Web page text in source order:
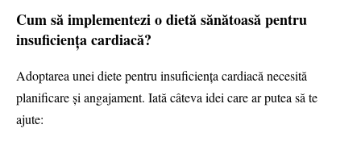
Cum să implementezi o dietă sănătoasă pentru
insuficiența cardiacă?
Adoptarea unei diete pentru insuficiența cardiacă necesită
planificare și angajament. Iată câteva idei care ar putea să te
ajute: